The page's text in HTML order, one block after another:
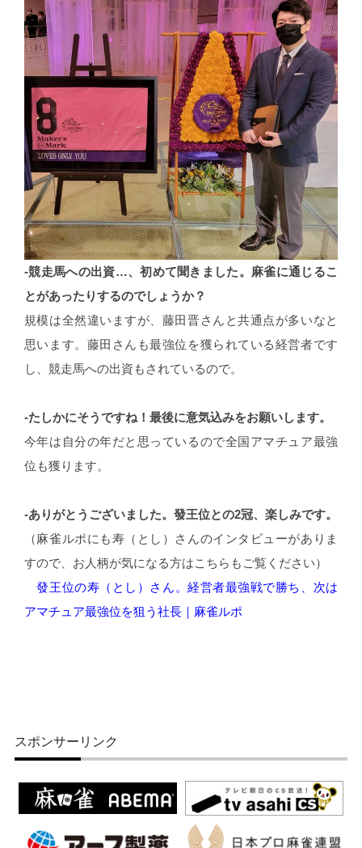
-競走馬への出資…、初めて聞きました。麻雀に通じるこ
とがあったりするのでしょうか？
規模は全然違いますが、藤田晋さんと共通点が多いなと
思います。藤田さんも最強位を獲られている経営者です
し、競走馬への出資もされているので。
-たしかにそうですね！最後に意気込みをお願いします。
今年は自分の年だと思っているので全国アマチュア最強
位も獲ります。
-ありがとうございました。發王位との2冠、楽しみです。
（麻雀ルポにも寿（とし）さんのインタビューがありま
すので、お人柄が気になる方はこちらもご覧ください）
發王位の寿（とし）さん。経営者最強戦で勝ち、次は
アマチュア最強位を狙う社長｜麻雀ルポ
スポンサーリンク